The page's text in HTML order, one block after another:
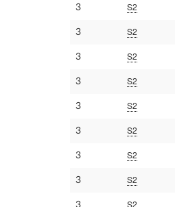
3 S2
3 S2
3 S2
3 S2
3 S2
3 S2
3 S2
3 S2
3 S2